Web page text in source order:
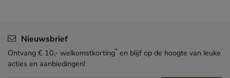
Nieuwsbrief
Ontvang € 10,- welkomstkorting* en blijf op de hoogte van leuke
acties en aanbiedingen!